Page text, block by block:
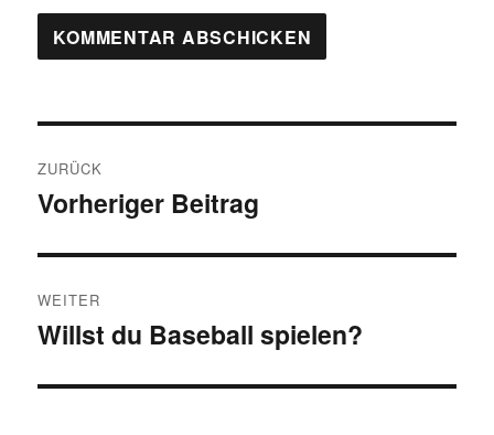
ZURÜCK
Vorheriger
Vorheriger Beitrag
WEITER
Nächster
Willst du Baseball spielen?